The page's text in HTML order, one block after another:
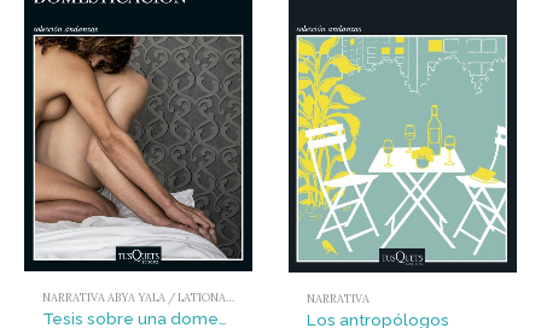
NARRATIVA ABYA YALA / LATIONAMÉRICA Y EL CARIBE
Tesis sobre una domesticación
NARRATIVA
Los antropólogos